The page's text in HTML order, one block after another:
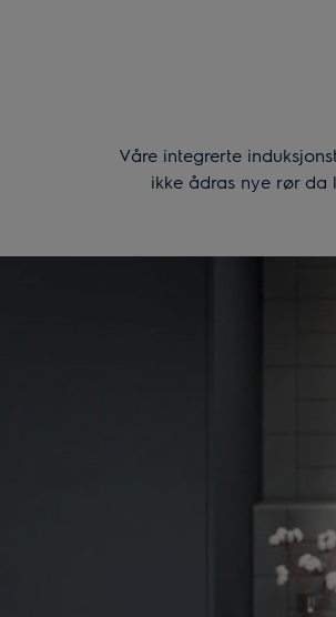
Våre integrerte
ikke ådras nye rør da